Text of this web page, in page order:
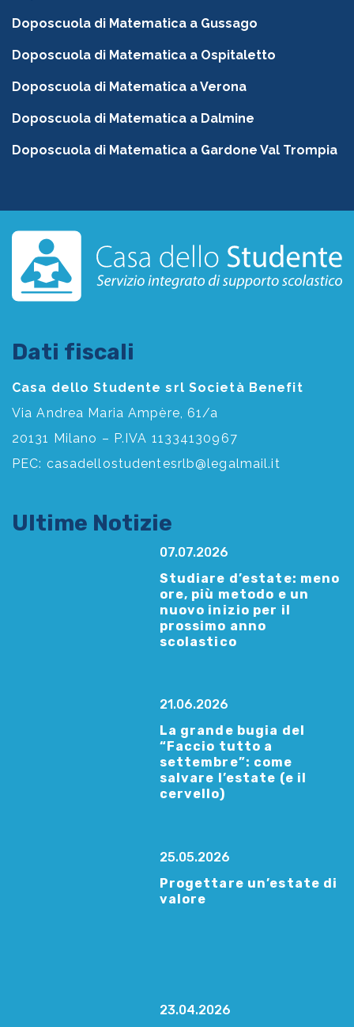
Doposcuola di Matematica a Gussago
Doposcuola di Matematica a Ospitaletto
Doposcuola di Matematica a Verona
Doposcuola di Matematica a Dalmine
Doposcuola di Matematica a Gardone Val Trompia
Dati fiscali
Casa dello Studente srl Società Benefit
Via Andrea Maria Ampère, 61/a
20131 Milano – P.IVA 11334130967
PEC: casadellostudentesrlb@legalmail.it
Ultime Notizie
07.07.2026
Studiare d’estate: meno
ore, più metodo e un
nuovo inizio per il
prossimo anno
scolastico
21.06.2026
La grande bugia del
“Faccio tutto a
settembre”: come
salvare l’estate (e il
cervello)
25.05.2026
Progettare un’estate di
valore
23.04.2026